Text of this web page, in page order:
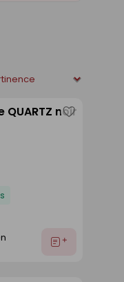
noir
Ajouter